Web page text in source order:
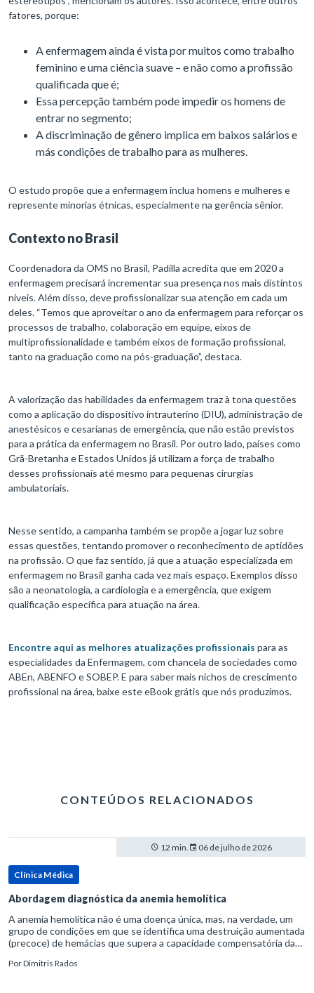
fatores, porque:
A enfermagem ainda é vista por muitos como trabalho
feminino e uma ciência suave – e não como a profissão
qualificada que é;
Essa percepção também pode impedir os homens de
entrar no segmento;
A discriminação de gênero implica em baixos salários e
más condições de trabalho para as mulheres.
O estudo propõe que a enfermagem inclua homens e mulheres e
represente minorias étnicas, especialmente na gerência sênior.
Contexto no Brasil
Coordenadora da OMS no Brasil, Padilla acredita que em 2020 a
enfermagem precisará incrementar sua presença nos mais distintos
níveis. Além disso, deve profissionalizar sua atenção em cada um
deles. “Temos que aproveitar o ano da enfermagem para reforçar os
processos de trabalho, colaboração em equipe, eixos de
multiprofissionalidade e também eixos de formação profissional,
tanto na graduação como na pós-graduação”, destaca.
A valorização das habilidades da enfermagem traz à tona questões
como a aplicação do dispositivo intrauterino (DIU), administração de
anestésicos e cesarianas de emergência, que não estão previstos
para a prática da enfermagem no Brasil. Por outro lado, países como
Grã-Bretanha e Estados Unidos já utilizam a força de trabalho
desses profissionais até mesmo para pequenas cirurgias
ambulatoriais.
Nesse sentido, a campanha também se propõe a jogar luz sobre
essas questões, tentando promover o reconhecimento de aptidões
na profissão. O que faz sentido, já que a atuação especializada em
enfermagem no Brasil ganha cada vez mais espaço. Exemplos disso
são a neonatologia, a cardiologia e a emergência, que exigem
qualificação específica para atuação na área.
Encontre aqui as melhores atualizações profissionais para as
especialidades da Enfermagem, com chancela de sociedades como
ABEn, ABENFO e SOBEP. E para saber mais nichos de crescimento
profissional na área, baixe este eBook grátis que nós produzimos.
CONTEÚDOS RELACIONADOS
12 min. 06 de julho de 2026
Clínica Médica
Abordagem diagnóstica da anemia hemolítica
A anemia hemolítica não é uma doença única, mas, na verdade, um
grupo de condições em que se identifica uma destruição aumentada
(precoce) de hemácias que supera a capacidade compensatória da
PorDimitris Rados